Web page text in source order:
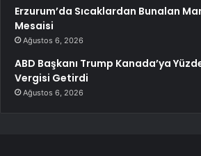
Erzurum’da Sıcaklardan Bunalan
Mesaisi
Ağustos 6, 2026
ABD Başkanı Trump Kanada’ya
Vergisi Getirdi
Ağustos 6, 2026